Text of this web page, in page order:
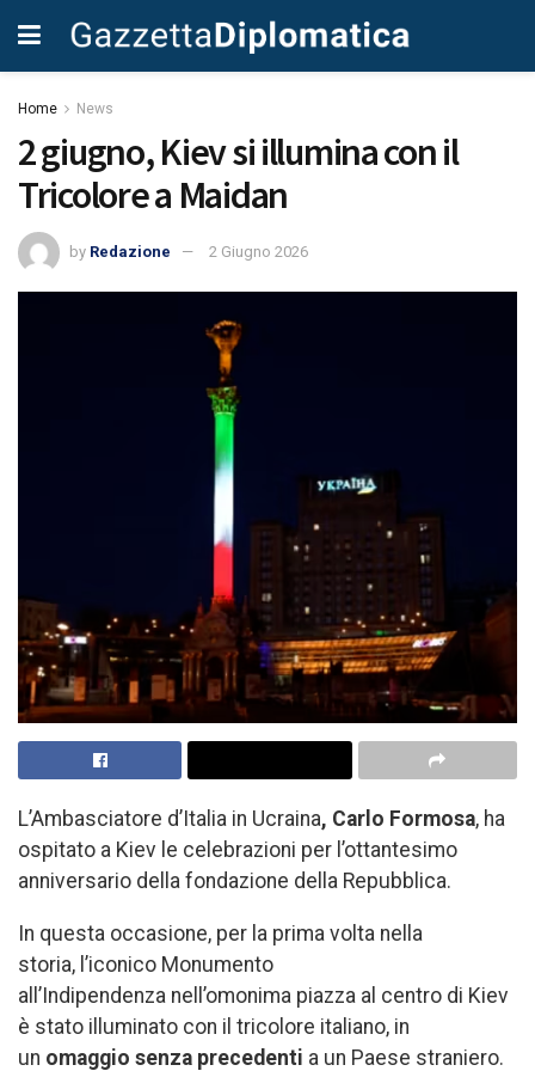
Home News
2 giugno, Kiev si illumina con il
Tricolore a Maidan
by Redazione 2 Giugno 2026
L’Ambasciatore d’Italia in Ucraina, Carlo Formosa, ha
ospitato a Kiev le celebrazioni per l’ottantesimo
anniversario della fondazione della Repubblica.
In questa occasione, per la prima volta nella
storia, l’iconico Monumento
all’Indipendenza nell’omonima piazza al centro di Kiev
è stato illuminato con il tricolore italiano, in
un omaggio senza precedenti a un Paese straniero.